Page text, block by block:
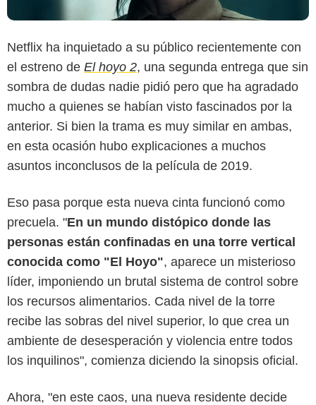
Netflix ha inquietado a su público recientemente con
el estreno de El hoyo 2, una segunda entrega que sin
sombra de dudas nadie pidió pero que ha agradado
mucho a quienes se habían visto fascinados por la
anterior. Si bien la trama es muy similar en ambas,
en esta ocasión hubo explicaciones a muchos
asuntos inconclusos de la película de 2019.
Eso pasa porque esta nueva cinta funcionó como
precuela. "En un mundo distópico donde las
personas están confinadas en una torre vertical
conocida como "El Hoyo", aparece un misterioso
líder, imponiendo un brutal sistema de control sobre
los recursos alimentarios. Cada nivel de la torre
recibe las sobras del nivel superior, lo que crea un
ambiente de desesperación y violencia entre todos
los inquilinos", comienza diciendo la sinopsis oficial.
Ahora, "en este caos, una nueva residente decide
Netflix